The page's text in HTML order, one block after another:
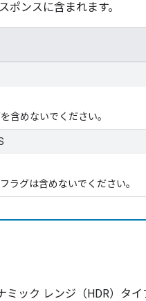
ポンスに含まれます。
含めないでください。
ラグは含めないでください。
ミック レンジ（HDR）タイ